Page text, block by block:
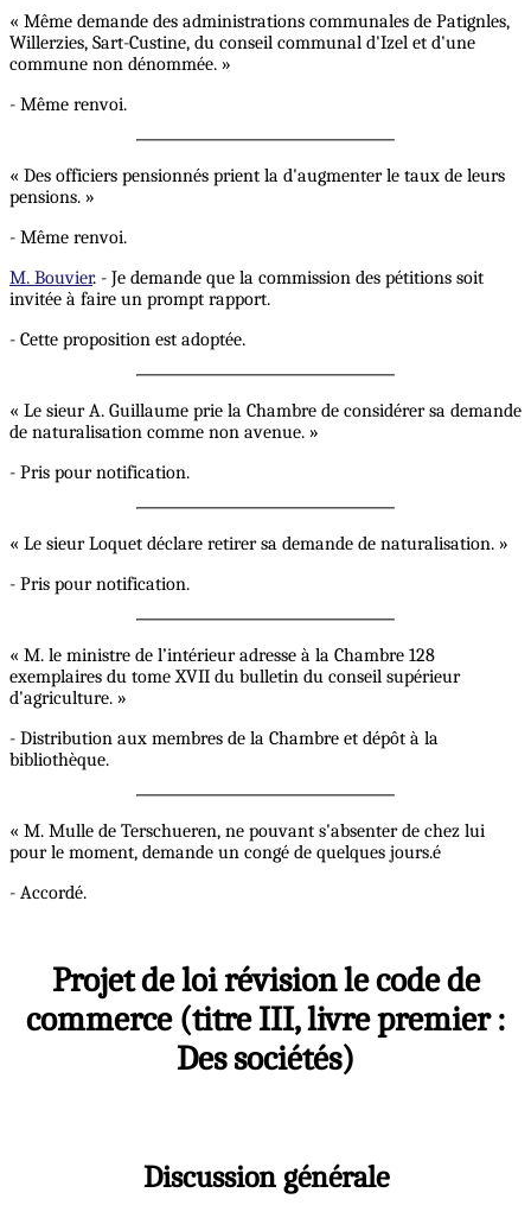
« Même demande des administrations communales de Patignles,
Willerzies, Sart-Custine, du conseil communal d'Izel et d'une
commune non dénommée. »
- Même renvoi.
« Des officiers pensionnés prient la d'augmenter le taux de leurs
pensions. »
- Même renvoi.
M. Bouvier. - Je demande que la commission des pétitions soit
invitée à faire un prompt rapport.
- Cette proposition est adoptée.
« Le sieur A. Guillaume prie la Chambre de considérer sa demande
de naturalisation comme non avenue. »
- Pris pour notification.
« Le sieur Loquet déclare retirer sa demande de naturalisation. »
- Pris pour notification.
« M. le ministre de l’intérieur adresse à la Chambre 128
exemplaires du tome XVII du bulletin du conseil supérieur
d'agriculture. »
- Distribution aux membres de la Chambre et dépôt à la
bibliothèque.
« M. Mulle de Terschueren, ne pouvant s'absenter de chez lui
pour le moment, demande un congé de quelques jours.é
- Accordé.
Projet de loi révision le code de
commerce (titre III, livre premier :
Des sociétés)
Discussion générale